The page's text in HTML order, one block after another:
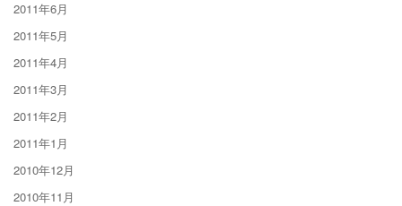
2011年6月
2011年5月
2011年4月
2011年3月
2011年2月
2011年1月
2010年12月
2010年11月